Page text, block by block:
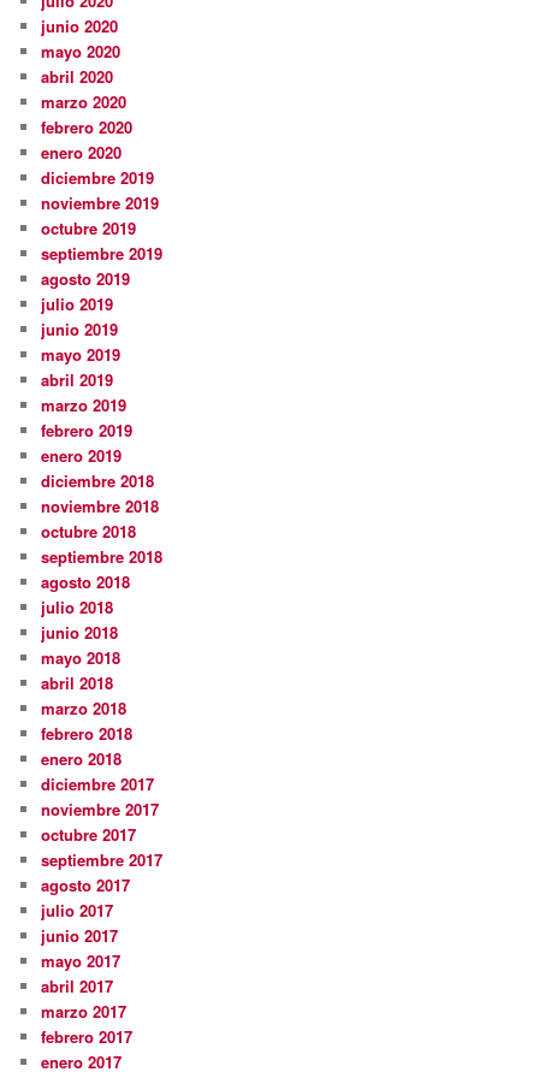
junio 2020
mayo 2020
abril 2020
marzo 2020
febrero 2020
enero 2020
diciembre 2019
noviembre 2019
octubre 2019
septiembre 2019
agosto 2019
julio 2019
junio 2019
mayo 2019
abril 2019
marzo 2019
febrero 2019
enero 2019
diciembre 2018
noviembre 2018
octubre 2018
septiembre 2018
agosto 2018
julio 2018
junio 2018
mayo 2018
abril 2018
marzo 2018
febrero 2018
enero 2018
diciembre 2017
noviembre 2017
octubre 2017
septiembre 2017
agosto 2017
julio 2017
junio 2017
mayo 2017
abril 2017
marzo 2017
febrero 2017
enero 2017